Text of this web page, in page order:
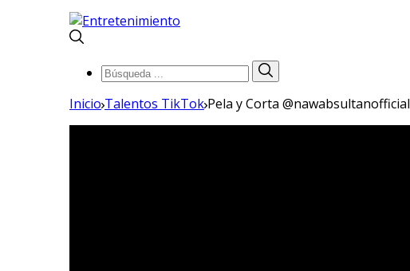
Búsqueda
de:
Inicio Talentos TikTok Pela y Corta @nawabsultanofficial